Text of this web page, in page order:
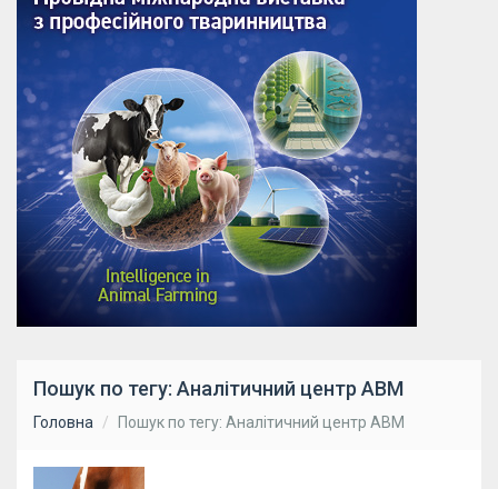
Пошук по тегу: Аналітичний центр АВМ
Головна Пошук по тегу: Аналітичний центр АВМ